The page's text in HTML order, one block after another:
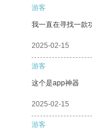
游客
我一直在寻找一款
2025-02-15
游客
这个是app神器
2025-02-15
游客